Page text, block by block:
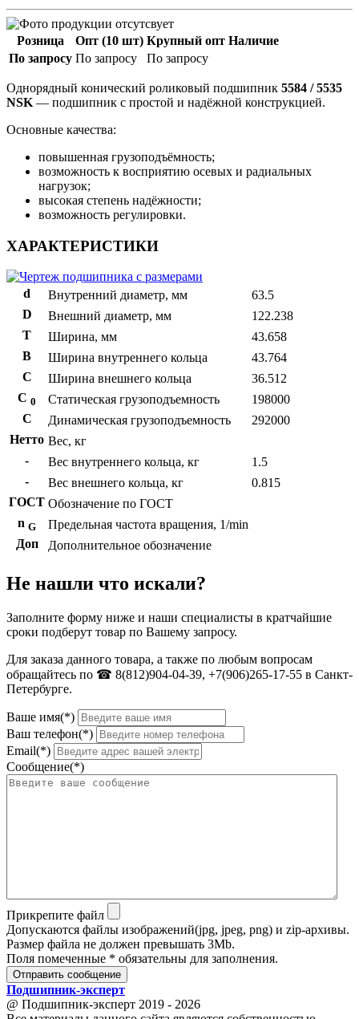
Розница Опт (10 шт) Крупный опт Наличие
По запросу По запросу По запросу
Однорядный конический роликовый подшипник 5584 / 5535
NSK — подшипник с простой и надёжной конструкцией.
Основные качества:
повышенная грузоподъёмность;
возможность к восприятию осевых и радиальных
нагрузок;
высокая степень надёжности;
возможность регулировки.
ХАРАКТЕРИСТИКИ
d Внутренний диаметр, мм
63.5
D
Внешний диаметр, мм
122.238
T
Ширина, мм
43.658
B
Ширина внутреннего кольца
43.764
С
Ширина внешнего кольца
36.512
С 0 Статическая грузоподъемность
198000
C
Динамическая грузоподъемность
292000
Нетто Вес, кг
-
Вес внутреннего кольца, кг
1.5
-
Вес внешнего кольца, кг
0.815
ГОСТ Обозначение по ГОСТ
n G
Предельная частота вращения, 1/min
Доп
Дополнительное обозначение
Не нашли что искали?
Заполните форму ниже и наши специалисты в кратчайшие
сроки подберут товар по Вашему запросу.
Для заказа данного товара, а также по любым вопросам
обращайтесь по ☎ 8(812)904-04-39, +7(906)265-17-55 в Санкт-
Петербурге.
Ваше имя(*)
Ваш телефон(*)
Email(*)
Сообщение(*)
Прикрепите файл
Допускаются файлы изображений(jpg, jpeg, png) и zip-архивы.
Размер файла не должен превышать 3Mb.
Поля помеченные * обязательны для заполнения.
Отправить сообщение
Подшипник-эксперт
@ Подшипник-эксперт 2019 - 2026